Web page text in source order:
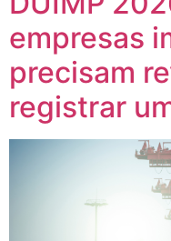
empresas
precisam
registrar